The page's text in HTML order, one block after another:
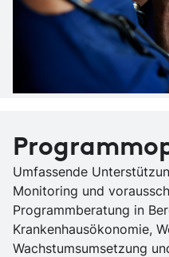
Umfassende
Monitoring und
Programmberatung in
Krankenhausökonomie,
Wachstumsumsetzung